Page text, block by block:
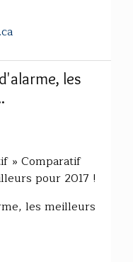
les
» Comparatif
pour 2017 !
les meilleurs